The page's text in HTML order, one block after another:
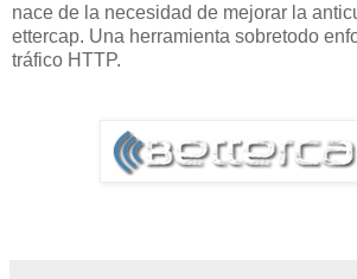
nace de la necesidad de mejorar la
ettercap. Una herramienta sobretodo
tráfico HTTP.